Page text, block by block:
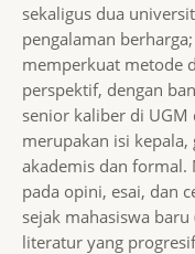
sekaligus dua
pengalaman
memperkuat metode
perspektif, dengan
senior kaliber di UGM
merupakan isi
akademis dan formal.
pada opini, esai, dan
sejak mahasiswa
literatur yang